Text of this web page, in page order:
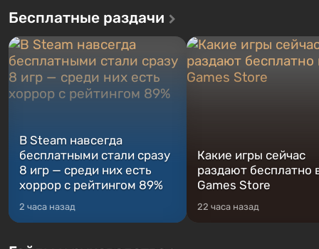
Бесплатные раздачи
В Steam навсегда
бесплатными стали сразу
8 игр — среди них есть
хоррор с рейтингом 89%
2 часа назад
Какие игры сейчас
раздают бесплатно
Games Store
22 часа назад